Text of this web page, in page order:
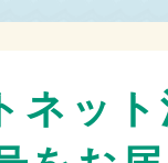
ネッ